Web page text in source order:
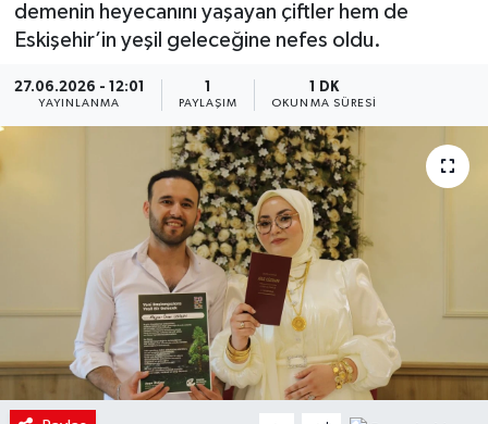
demenin heyecanını yaşayan çiftler hem de
Eskişehir’in yeşil geleceğine nefes oldu.
27.06.2026 - 12:01
YAYINLANMA PAYLAŞIM
1 DK
OKUNMA SÜRESI